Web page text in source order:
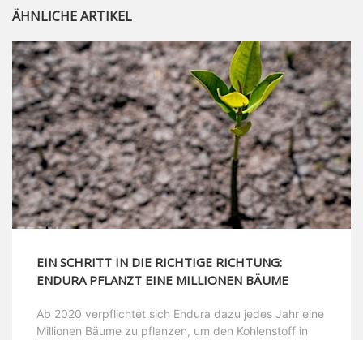
ÄHNLICHE ARTIKEL
EIN SCHRITT IN DIE RICHTIGE RICHTUNG:
ENDURA PFLANZT EINE MILLIONEN BÄUME
Ab 2020 verpflichtet sich Endura dazu jedes Jahr eine
Millionen Bäume zu pflanzen, um den Kohlenstoff in